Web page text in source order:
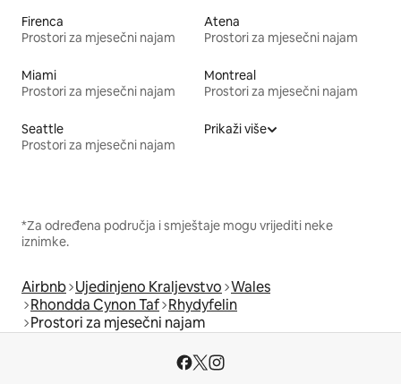
Firenca
Prostori za mjesečni najam
Atena
Prostori za mjesečni najam
Miami
Prostori za mjesečni najam
Montreal
Prostori za mjesečni najam
Seattle
Prostori za mjesečni najam
Prikaži više
*Za određena područja i smještaje mogu vrijediti neke
iznimke.
Airbnb Ujedinjeno Kraljevstvo Wales
Rhondda Cynon Taf Rhydyfelin
Prostori za mjesečni najam